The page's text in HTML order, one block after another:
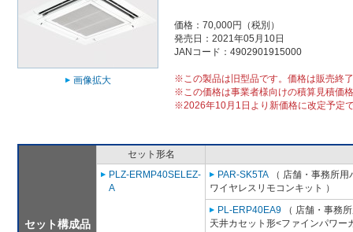
画像拡大
価格：70,000円（税別）
発売日：2021年05月10日
JANコード：4902901915000
※この製品は旧型品です。価格は販売終
※この価格は事業者様向けの積算見積価
※2026年10月1日より新価格に改定予定
セット構成品
セット形名
PLZ-ERMP40SELEZ-
A
PAR-SK5TA （ 店舗・事務所
ワイヤレスリモコンキット ）
PL-ERP40EA9 （ 店舗・事務
天井カセット形<ファインパワー